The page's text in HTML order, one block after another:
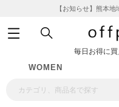
【お知らせ】熊本
毎日お得に
WOMEN